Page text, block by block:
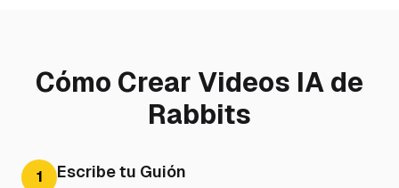
Cómo Crear Videos IA de
Rabbits
1 Escribe tu Guión